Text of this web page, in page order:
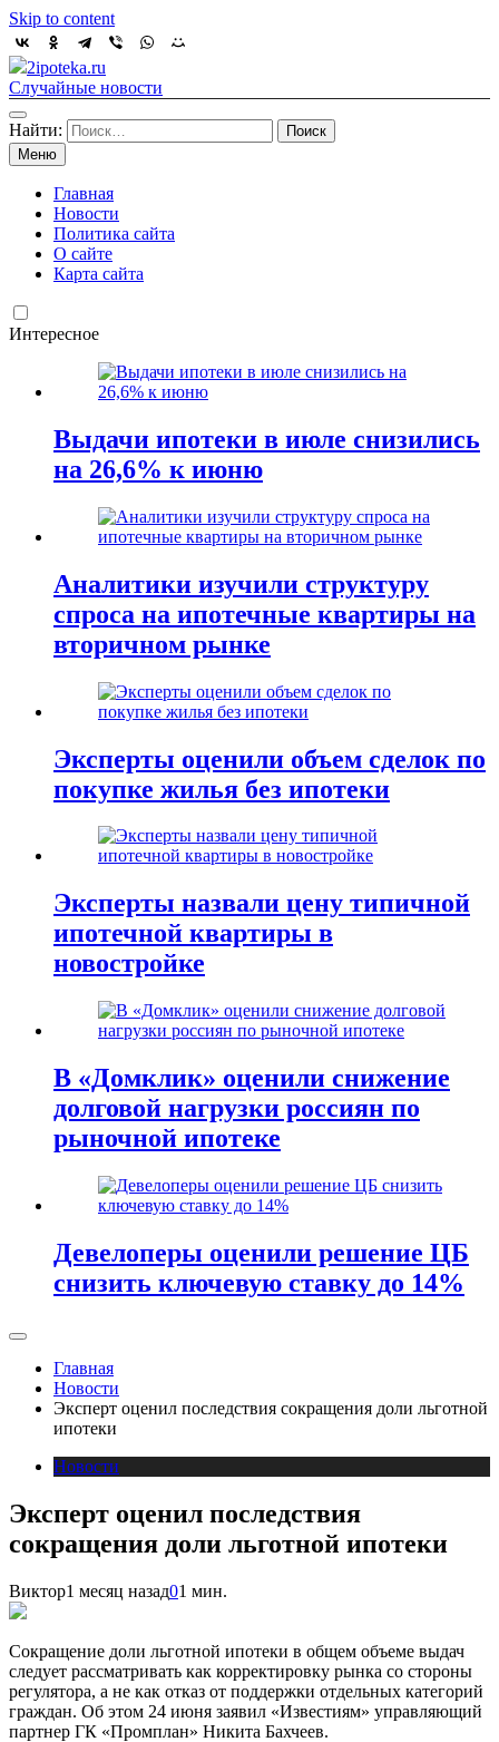
Skip to content
2ipoteka.ru
Случайные новости
Найти:
Меню
Главная
Новости
Политика сайта
О сайте
Карта сайта
Интересное
Выдачи ипотеки в июле снизились
на 26,6% к июню
Аналитики изучили структуру
спроса на ипотечные квартиры на
вторичном рынке
Эксперты оценили объем сделок по
покупке жилья без ипотеки
Эксперты назвали цену типичной
ипотечной квартиры в
новостройке
В «Домклик» оценили снижение
долговой нагрузки россиян по
рыночной ипотеке
Девелоперы оценили решение ЦБ
снизить ключевую ставку до 14%
Главная
Новости
Эксперт оценил последствия сокращения доли льготной
ипотеки
Новости
Эксперт оценил последствия
сокращения доли льготной ипотеки
Виктор1 месяц назад01 мин.
Сокращение доли льготной ипотеки в общем объеме выдач
следует рассматривать как корректировку рынка со стороны
регулятора, а не как отказ от поддержки отдельных категорий
граждан. Об этом 24 июня заявил «Известиям» управляющий
партнер ГК «Промплан» Никита Бахчеев.